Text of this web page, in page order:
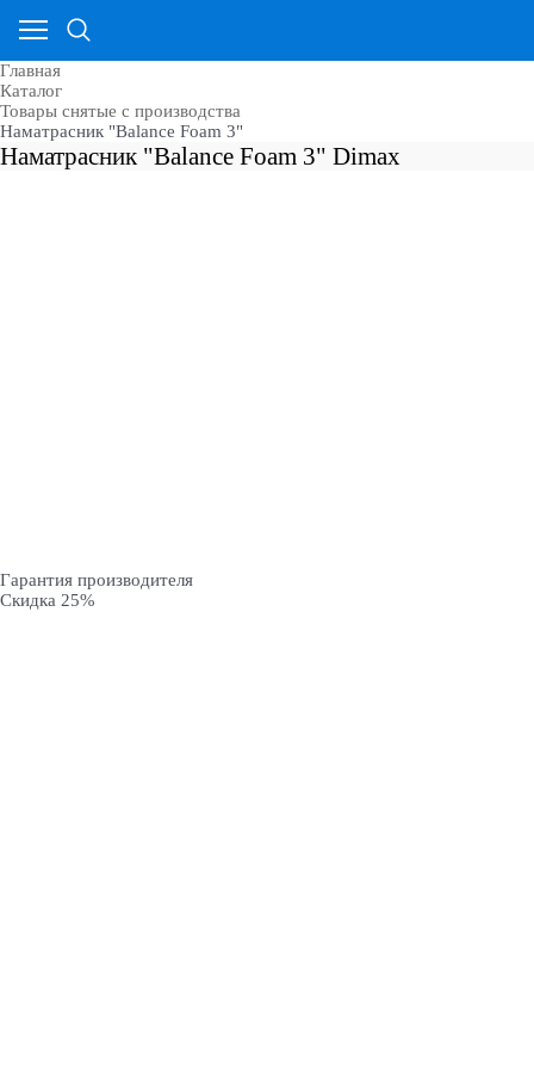
Главная
Каталог
Товары снятые с производства
Наматрасник "Balance Foam 3"
Наматрасник "Balance Foam 3" Dimax
Гарантия производителя
Скидка 25%